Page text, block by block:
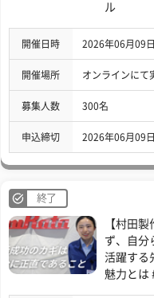
ル
開催日時 2026年06月09
開催場所 オンラインにて
募集人数 300名
申込締切 2026年06月09
終了
【村田
ず、自分
活躍する
魅力とは